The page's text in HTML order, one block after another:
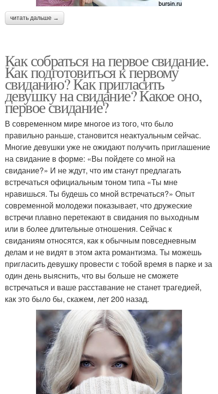
читать дальше →
Как собраться на первое свидание.
Как подготовиться к первому
свиданию? Как пригласить
девушку на свидание? Какое оно,
первое свидание?
В современном мире многое из того, что было
правильно раньше, становится неактуальным сейчас.
Многие девушки уже не ожидают получить приглашение
на свидание в форме: «Вы пойдете со мной на
свидание?» И не ждут, что им станут предлагать
встречаться официальным тоном типа «Ты мне
нравишься. Ты будешь со мной встречаться?» Опыт
современной молодежи показывает, что дружеские
встречи плавно перетекают в свидания по выходным
или в более длительные отношения. Сейчас к
свиданиям относятся, как к обычным повседневным
делам и не видят в этом акта романтизма. Ты можешь
пригласить девушку провести с тобой время в парке и за
один день выяснить, что вы больше не сможете
встречаться и ваше расставание не станет трагедией,
как это было бы, скажем, лет 200 назад.